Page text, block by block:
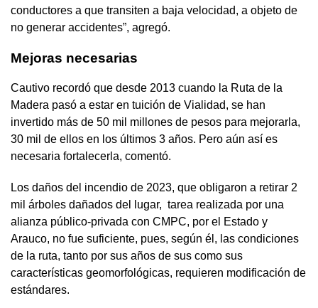
conductores a que transiten a baja velocidad, a objeto de
no generar accidentes”, agregó.
Mejoras necesarias
Cautivo recordó que desde 2013 cuando la Ruta de la
Madera pasó a estar en tuición de Vialidad, se han
invertido más de 50 mil millones de pesos para mejorarla,
30 mil de ellos en los últimos 3 años. Pero aún así es
necesaria fortalecerla, comentó.
Los daños del incendio de 2023, que obligaron a retirar 2
mil árboles dañados del lugar, tarea realizada por una
alianza público-privada con CMPC, por el Estado y
Arauco, no fue suficiente, pues, según él, las condiciones
de la ruta, tanto por sus años de sus como sus
características geomorfológicas, requieren modificación de
estándares.